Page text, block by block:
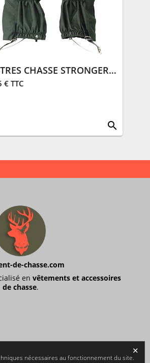
GUÊTRES CHASSE STRONGER | KAKI
€ TTC
search
de-chasse.com
envêtements et accessoires
de chasse.